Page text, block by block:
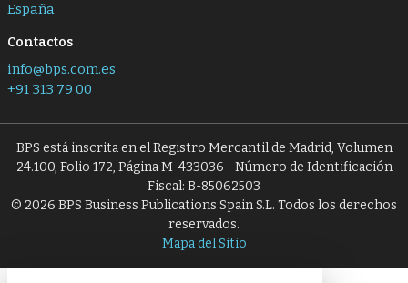
España
Contactos
info@bps.com.es
+91 313 79 00
BPS está inscrita en el Registro Mercantil de Madrid, Volumen
24.100, Folio 172, Página M-433036 - Número de Identificación
Fiscal: B-85062503
© 2026 BPS Business Publications Spain S.L. Todos los derechos
reservados.
Mapa del Sitio